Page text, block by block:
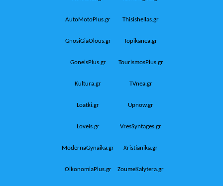
AutoMotoPlus.gr Thisishellas.gr
GnosiGiaOlous.gr Topikanea.gr
GoneisPlus.gr TourismosPlus.gr
Kultura.gr TVnea.gr
Loatki.gr Upnow.gr
Loveis.gr VresSyntages.gr
ModernaGynaika.gr Xristianika.gr
OikonomiaPlus.gr ZoumeKalytera.gr